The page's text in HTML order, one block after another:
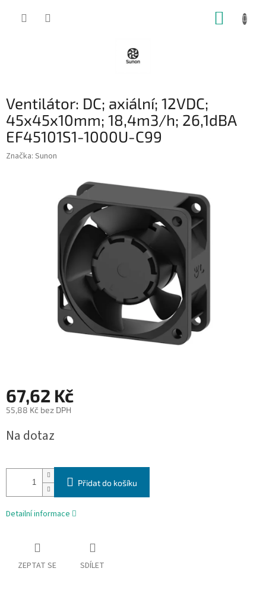
Ventilátor: DC; axiální; 12VDC;
45x45x10mm; 18,4m3/h; 26,1dBA
EF45101S1-1000U-C99
Značka: Sunon
67,62 Kč
55,88 Kč bez DPH
cena:
Na dotaz
Přidat do košíku
Detailní informace
ZEPTAT SE SDÍLET